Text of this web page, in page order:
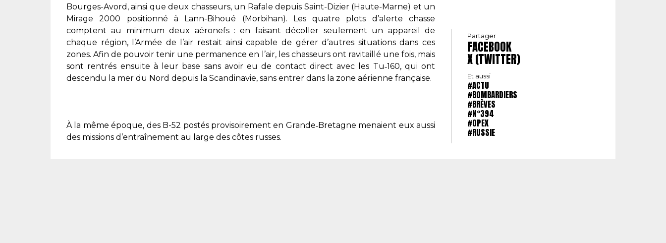
Bourges-Avord, ainsi que deux chasseurs, un Rafale depuis Saint-Dizier (Haute-Marne) et un
Mirage 2000 positionné à Lann-Bihoué (Morbihan). Les quatre plots d’alerte chasse
comptent au minimum deux aéronefs : en faisant décoller seulement un appareil de
chaque région, l’Armée de l’air restait ainsi capable de gérer d’autres situations dans ces
zones. Afin de pouvoir tenir une permanence en l’air, les chasseurs ont ravitaillé une fois, mais
sont rentrés ensuite à leur base sans avoir eu de contact direct avec les Tu‑160, qui ont
descendu la mer du Nord depuis la Scandinavie, sans entrer dans la zone aérienne française.
À la même époque, des B-52 postés provisoirement en Grande‑Bretagne menaient eux aussi
des missions d’entraînement au large des côtes russes.
Partager
FACEBOOK
X (TWITTER)
Et aussi
#ACTU
#BOMBARDIERS
#BRÈVES
#N°394
#OPEX
#RUSSIE